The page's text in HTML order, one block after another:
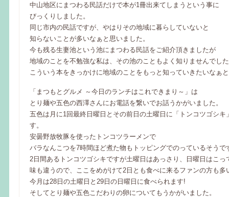
中山地区にまつわる民話だけで本が1冊出来てしまうという事に
びっくりしました。
同じ市内の民話ですが、やはりその地域に暮らしていないと
知らないことが多いなぁと思いました。
今も残る生妻池という池にまつわる民話をご紹介頂きましたが
地域のことを不勉強な私は、その池のこともよく知りませんでし
こういう本をきっかけに地域のことをもっと知っていきたいなぁ
「まつもとグルメ ～今日のランチはこれできまり～」は
とり麺や五色の西澤さんにお電話を繋いでお話うかがいました。
五色は月に1回最終日曜日とその前日の土曜日に「トンコツゴシキ
す。
安曇野放牧豚を使ったトンコツラーメンで
バラなんこつを7時間ほど煮た物もトッピングでのっているそうで
2日間あるトンコツゴシキですが土曜日はあっさり、日曜日はこっ
味も違うので、ここをめがけて2日とも食べに来るファンの方も多
今月は28日の土曜日と29日の日曜日に食べられます!
そしてとり麺や五色こだわりの卵についてもうかがいました。